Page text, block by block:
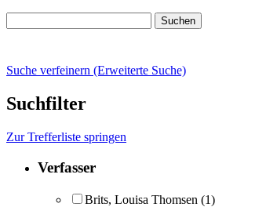
Suche verfeinern (Erweiterte Suche)
Suchfilter
Zur Trefferliste springen
Verfasser
Brits, Louisa Thomsen (1)